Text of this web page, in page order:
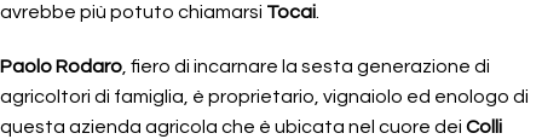
avrebbe più potuto chiamarsi Tocai
Paolo Rodaro , fiero di incarnare la sesta generazione di
agricoltori di famiglia, è proprietario, vignaiolo ed enologo di
questa azienda agricola che è ubicata nel cuore dei Colli